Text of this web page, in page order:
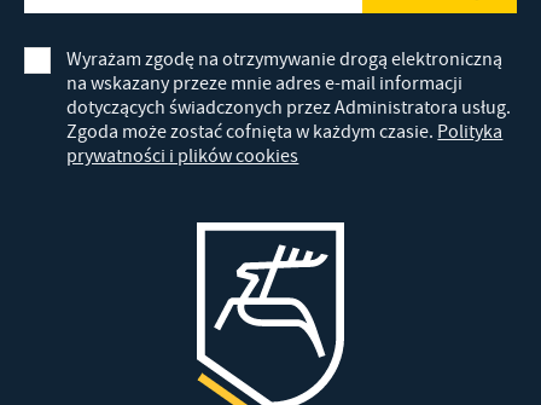
Wyrażam zgodę na otrzymywanie drogą elektroniczną
na wskazany przeze mnie adres e-mail informacji
dotyczących świadczonych przez Administratora usług.
Zgoda może zostać cofnięta w każdym czasie. Polityka
prywatności i plików cookies